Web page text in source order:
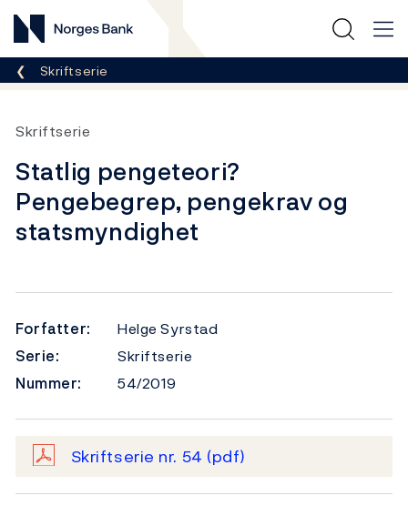
Norges Bank
Her er du nå:
Skriftserie
Skriftserie
Statlig pengeteori?
Pengebegrep, pengekrav og
statsmyndighet
Forfatter:
Helge Syrstad
Serie:
Skriftserie
Nummer:
54/2019
Skriftserie nr. 54 (pdf)